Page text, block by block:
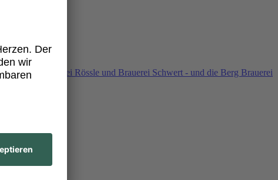
Brauerei Rössle und Brauerei Schwert - und die Berg Brauerei